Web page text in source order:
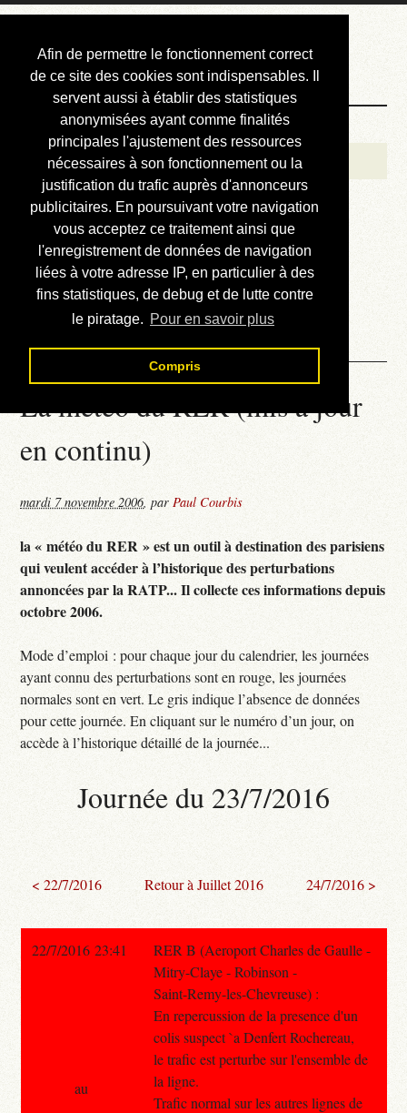
Afin de permettre le fonctionnement correct
de ce site des cookies sont indispensables. Il
servent aussi à établir des statistiques
anonymisées ayant comme finalités
principales l'ajustement des ressources
nécessaires à son fonctionnement ou la
justification du trafic auprès d'annonceurs
publicitaires. En poursuivant votre navigation
vous acceptez ce traitement ainsi que
l'enregistrement de données de navigation
liées à votre adresse IP, en particulier à des
fins statistiques, de debug et de lutte contre
le piratage. Pour en savoir plus
Compris
Courbis, « LE »
Blog Officiel
Bienvenue
Réalisations
Divers (et d’été)
Annonces
Liens externes
Téléchargement
Contact
La météo du RER (mis à jour
en continu)
mardi 7 novembre 2006,parPaul Courbis
la « météo du RER » est un outil à destination des parisiens
qui veulent accéder à l’historique des perturbations
annoncées par la RATP... Il collecte ces informations depuis
octobre 2006.
Mode d’emploi : pour chaque jour du calendrier, les journées
ayant connu des perturbations sont en rouge, les journées
normales sont en vert. Le gris indique l’absence de données
pour cette journée. En cliquant sur le numéro d’un jour, on
accède à l’historique détaillé de la journée...
Journée du 23/7/2016
< 22/7/2016 Retour à Juillet 2016 24/7/2016 >
22/7/2016 23:41
RER B (Aeroport Charles de Gaulle -
Mitry-Claye - Robinson -
Saint-Remy-les-Chevreuse) :
En repercussion de la presence d'un
colis suspect `a Denfert Rochereau,
le trafic est perturbe sur l'ensemble de
la ligne.
Trafic normal sur les autres lignes de
au